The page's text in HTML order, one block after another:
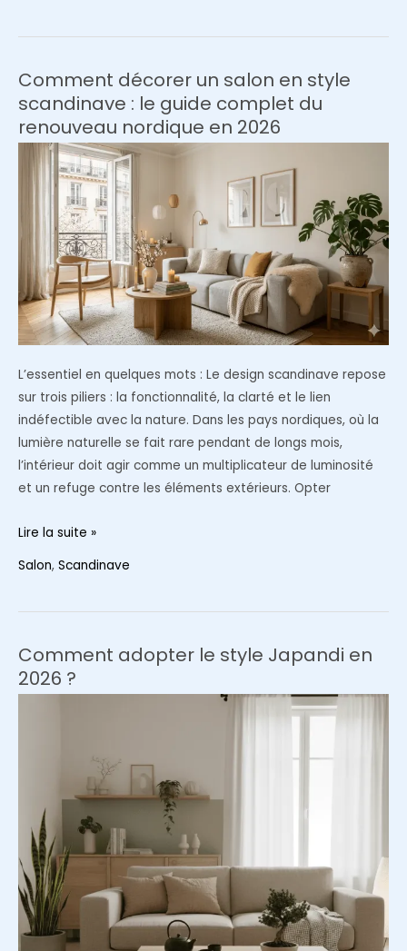
mur
avec
des
tasseaux
acoustiques
un
style
scandinave
Comment décorer un salon en style
scandinave : le guide complet du
renouveau nordique en 2026
L’essentiel en quelques mots : Le design scandinave repose
sur trois piliers : la fonctionnalité, la clarté et le lien
indéfectible avec la nature. Dans les pays nordiques, où la
lumière naturelle se fait rare pendant de longs mois,
l’intérieur doit agir comme un multiplicateur de luminosité
et un refuge contre les éléments extérieurs. Opter
Comment
style
scandinave
:
renouveau
nordique
en
2026
Lire la suite »
Salon, Scandinave
Comment adopter le style Japandi en
2026 ?